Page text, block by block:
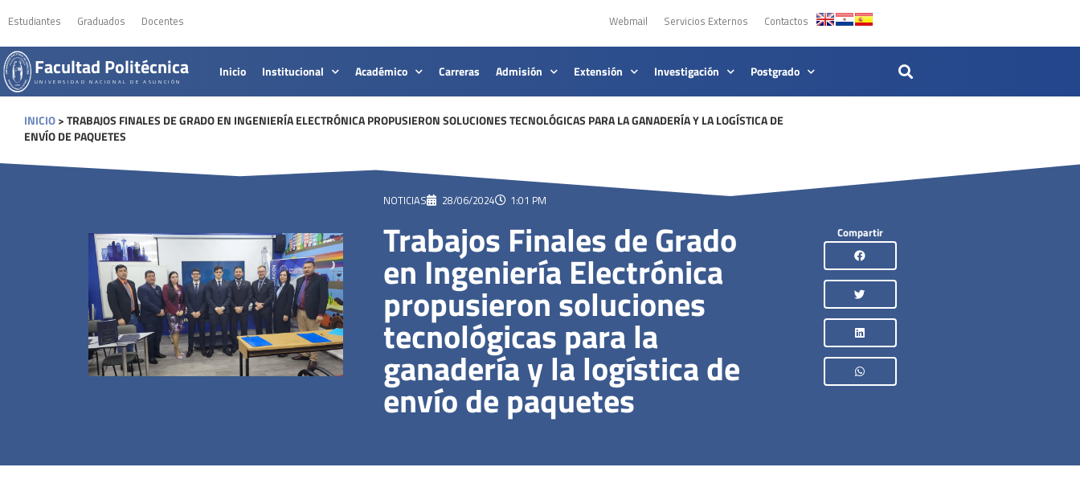
Estudiantes Graduados Docentes Webmail Servicios Externos Contactos
Facultad Politécnica
UNIVERSIDAD NACIONAL DE ASUNCIÓN
Inicio Institucional Académico Carreras Admisión Extensión Investigación Postgrado
INICIO > TRABAJOS FINALES DE GRADO EN INGENIERÍA ELECTRÓNICA PROPUSIERON SOLUCIONES TECNOLÓGICAS PARA LA GANADERÍA Y LA LOGÍSTICA DE
ENVÍO DE PAQUETES
NOTICIAS 28/06/2024 1:01 PM
Trabajos Finales de Grado
en Ingeniería Electrónica
propusieron soluciones
tecnológicas para la
ganadería y la logística de
envío de paquetes
Compartir